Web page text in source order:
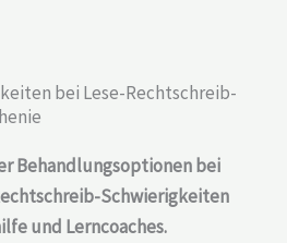
bei Lese-Rechtschreib-
Behandlungsoptionen bei
Schwierigkeiten
und Lerncoaches.